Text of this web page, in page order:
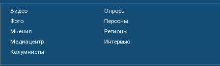
Видео
Опросы
Фото
Персоны
Мнения
Регионы
Медиацентр
Интервью
Колумнисты